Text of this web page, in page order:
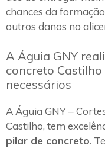
chances da
outros danos no
A Águia GNY
concreto
necessários
A Águia GNY –
Castilho, tem
pilar de concreto.